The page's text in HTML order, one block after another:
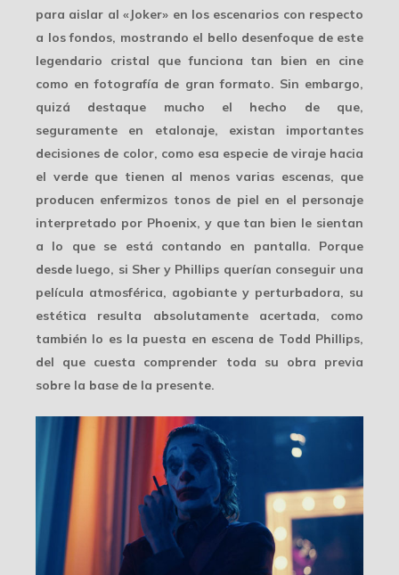
para aislar al «Joker» en los escenarios con respecto
a los fondos, mostrando el bello desenfoque de este
legendario cristal que funciona tan bien en cine
como en fotografía de gran formato. Sin embargo,
quizá destaque mucho el hecho de que,
seguramente en etalonaje, existan importantes
decisiones de color, como esa especie de viraje hacia
el verdeque tienen al menos varias escenas, que
producen enfermizos tonos de piel en el personaje
interpretado por Phoenix, y que tan bien le sientan
a lo que se está contando en pantalla. Porque
desde luego, si Sher y Phillips querían conseguir una
película atmosférica, agobiante y perturbadora, su
estética resulta absolutamente acertada, como
también lo es la puesta en escena de Todd Phillips,
del que cuesta comprender toda su obra previa
sobre la base de la presente.